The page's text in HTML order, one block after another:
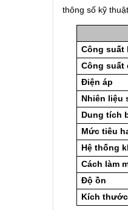
thông số kỹ
Công suất
Công suất
Điện áp
Nhiên liệu
Dung tích
Mức tiêu
Hệ thống
Cách làm
Độ ồn
Kích